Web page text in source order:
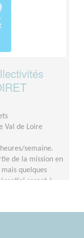
Val de Loire
semaine.
de la mission en
quelques
seront à